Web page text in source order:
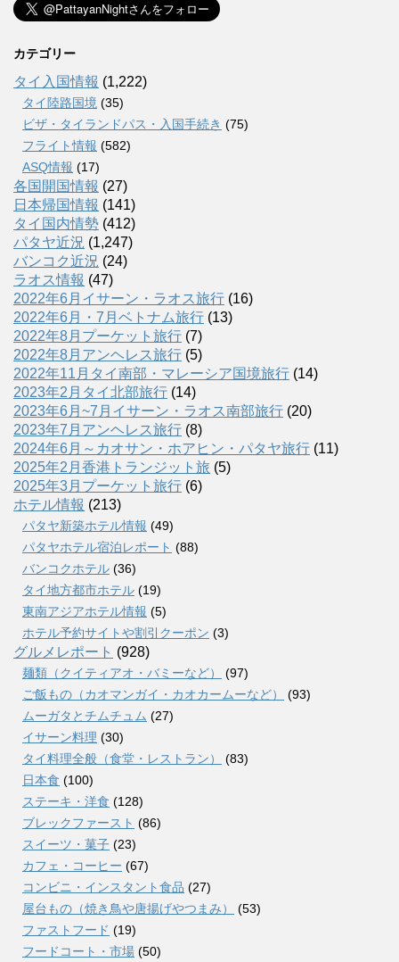
カテゴリー
タイ入国情報 (1,222)
タイ陸路国境 (35)
ビザ・タイランドパス・入国手続き (75)
フライト情報 (582)
ASQ情報 (17)
各国開国情報 (27)
日本帰国情報 (141)
タイ国内情勢 (412)
パタヤ近況 (1,247)
バンコク近況 (24)
ラオス情報 (47)
2022年6月イサーン・ラオス旅行 (16)
2022年6月・7月ベトナム旅行 (13)
2022年8月プーケット旅行 (7)
2022年8月アンヘレス旅行 (5)
2022年11月タイ南部・マレーシア国境旅行 (14)
2023年2月タイ北部旅行 (14)
2023年6月~7月イサーン・ラオス南部旅行 (20)
2023年7月アンヘレス旅行 (8)
2024年6月～カオサン・ホアヒン・パタヤ旅行 (11)
2025年2月香港トランジット旅 (5)
2025年3月プーケット旅行 (6)
ホテル情報 (213)
パタヤ新築ホテル情報 (49)
パタヤホテル宿泊レポート (88)
バンコクホテル (36)
タイ地方都市ホテル (19)
東南アジアホテル情報 (5)
ホテル予約サイトや割引クーポン (3)
グルメレポート (928)
麺類（クイティアオ・バミーなど）
(97)
ご飯もの（カオマンガイ・カオカームーなど）
(93)
ムーガタとチムチュム (27)
イサーン料理 (30)
タイ料理全般（食堂・レストラン）
(83)
日本食 (100)
ステーキ・洋食 (128)
ブレックファースト (86)
スイーツ・菓子 (23)
カフェ・コーヒー (67)
コンビニ・インスタント食品 (27)
屋台もの（焼き鳥や唐揚げやつまみ）
(53)
ファストフード (19)
フードコート・市場 (50)